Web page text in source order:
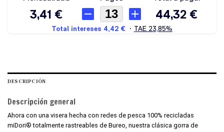
DESCRIPCIÓN
Descripción general
Ahora con una visera hecha con redes de pesca 100% recicladas
miDori® totalmente rastreables de Bureo, nuestra clásica gorra de